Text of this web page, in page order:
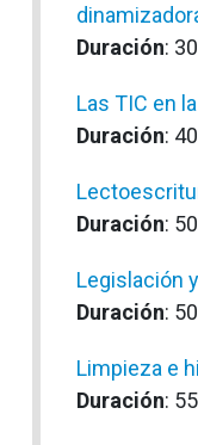
Duración:
Las TIC en
Duración:
Duración:
Legislación
Duración:
Limpieza e
Duración: